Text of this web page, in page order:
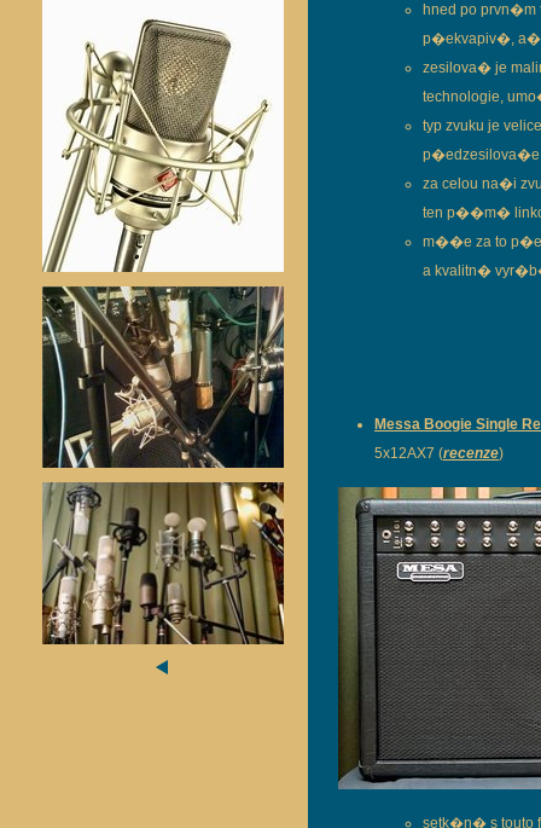
hned po
p�ekvapiv�, a�
zesilova� je
technologie,
typ zvuku je
p�edzesilova�e
za celou na�i
ten p��m�
m��e za to
a kvalitn�
Messa Boogie Single
5x12AX7 (recenze)
setk�n� s